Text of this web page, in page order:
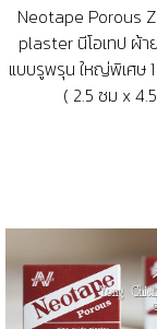
Neotape Porous
plaster นีโอเทป ผ้
แบบรูพรุน ใหญ่พิเศษ
( 2.5 ซม x